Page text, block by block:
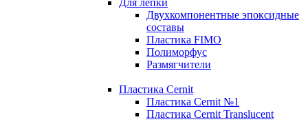
Для лепки
Двухкомпонентные эпоксидные
составы
Пластика FIMO
Полиморфус
Размягчители
Пластика Cernit
Пластика Cernit №1
Пластика Cernit Translucent